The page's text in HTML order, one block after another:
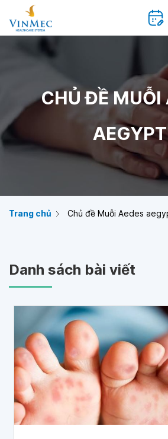
CHỦ ĐỀ MUỖI
Trang chủ Chủ đề Muỗi Aedes
Danh sách bài viết